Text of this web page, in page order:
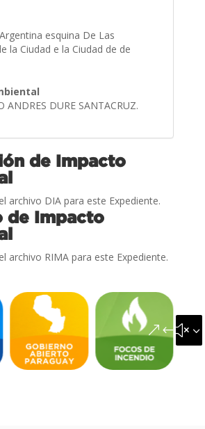
esquina De Las
la Ciudad e la Ciudad de de
ANDRES DURE SANTACRUZ.
de Impacto
archivo DIA para este Expediente.
de Impacto
archivo RIMA para este Expediente.